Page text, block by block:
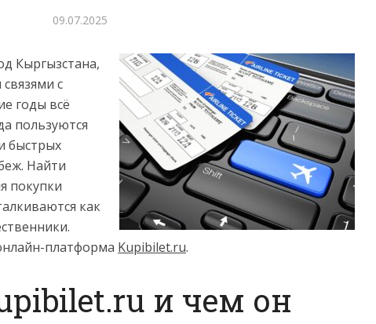
09.07.2025
Кыргызстана,
с
годы всё
пользуются
быстрых
Найти
покупки
как
платформа Kupibilet.ru.
и чем он